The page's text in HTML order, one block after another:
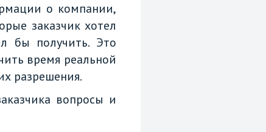
о компании,
заказчик хотел
бы получить. Это
время реальной
разрешения.
вопросы и